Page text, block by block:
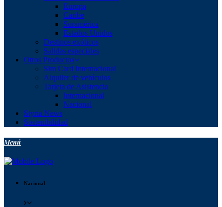
Europa
Caribe
Suramérica
Estados Unidos
Destinos exóticos
Salidas especiales
Otros Productos
Sim Card Internacional
Alquiler de vehículos
Tarjeta de Asistencia
Internacional
Nacional
Styria News
Sostenibilidad
Menú
Nacional